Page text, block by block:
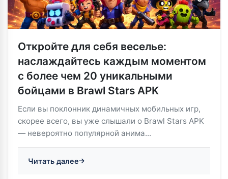
Откройте для себя веселье:
наслаждайтесь каждым моментом
с более чем 20 уникальными
бойцами в Brawl Stars APK
Если вы поклонник динамичных мобильных игр,
скорее всего, вы уже слышали о Brawl Stars APK
— невероятно популярной анима...
Читать далее